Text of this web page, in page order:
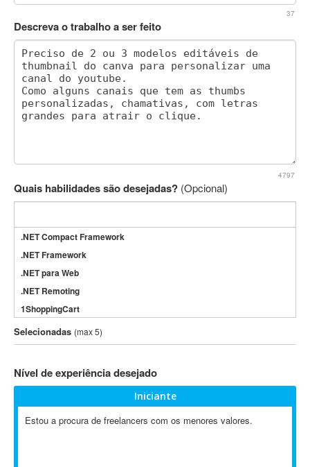
37
Descreva o trabalho a ser feito
4797
Quais habilidades são desejadas? (Opcional)
.NET Compact Framework
.NET Framework
.NET para Web
.NET Remoting
1ShoppingCart
3DS Max
3GSM
802.11
A-GPS
Selecionadas (max 5)
Nível de experiência desejado
Iniciante
Estou a procura de freelancers com os menores valores.